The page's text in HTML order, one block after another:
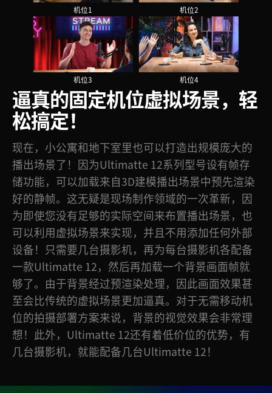
机位1 机位2
机位3 机位4
逼真的固定机位虚拟场景，轻
松搞定！
现在，小公寓和地下室里也可以打造出规模庞大的
播出场景了！因为Ultimatte 12系列型号设有帧存
储功能，可以加载来自3D建模播出场景中预先渲染
好的静帧。这无疑是现场制作领域的一次革新，因
为即使您没有足够的实际空间来布置播出场景，也
可以利用虚拟场景来实现，并且不用添加任何外部
设备！只需要几台摄影机，再为每台摄影机各配备
一款Ultimatte 12，然后再加载一个背景画面帧就
够了。由于背景经过预渲染处理，因此画面效果甚
至会比传统的虚拟场景更加逼真。对于无需移动机
位的拍摄部署方案来说，背景的视觉效果会非常理
想！此外，Ultimatte 12还有着低价位的优势，有
几台摄影机，就能配备几台Ultimatte 12！